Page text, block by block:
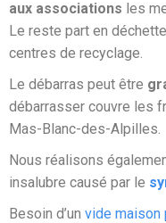
aux associations les
Le reste part en
centres de recyclage.
Le débarras peut être
débarrasser couvre les
Mas-Blanc-des-Alpilles.
Nous réalisons
insalubre causé par le
Besoin d’un vide maison